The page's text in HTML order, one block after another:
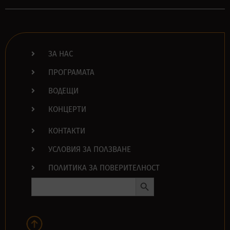
ЗА НАС
ПРОГРАМАТА
ВОДЕЩИ
КОНЦЕРТИ
КОНТАКТИ
УСЛОВИЯ ЗА ПОЛЗВАНЕ
ПОЛИТИКА ЗА ПОВЕРИТЕЛНОСТ
Search
Search Button